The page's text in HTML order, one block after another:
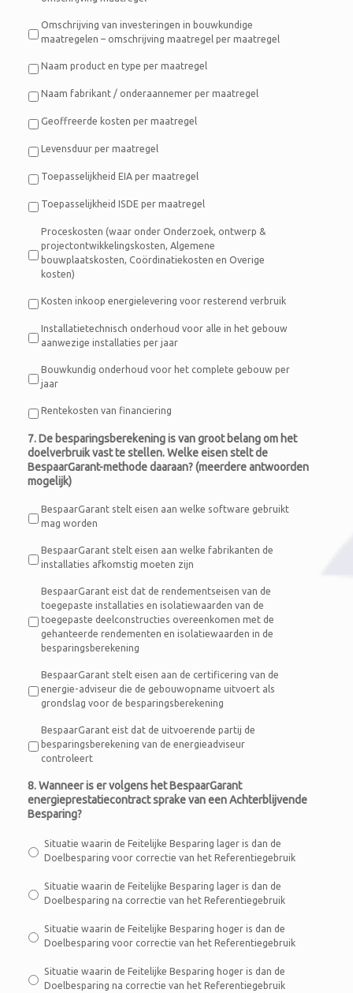
Omschrijving van investeringen in bouwkundige
maatregelen – omschrijving maatregel per maatregel
Naam product en type per maatregel
Naam fabrikant / onderaannemer per maatregel
Geoffreerde kosten per maatregel
Levensduur per maatregel
Toepasselijkheid EIA per maatregel
Toepasselijkheid ISDE per maatregel
Proceskosten (waar onder Onderzoek, ontwerp &
projectontwikkelingskosten, Algemene
bouwplaatskosten, Coördinatiekosten en Overige
kosten)
Kosten inkoop energielevering voor resterend verbruik
Installatietechnisch onderhoud voor alle in het gebouw
aanwezige installaties per jaar
Bouwkundig onderhoud voor het complete gebouw per
jaar
Rentekosten van financiering
7. De besparingsberekening is van groot belang om het
doelverbruik vast te stellen. Welke eisen stelt de
BespaarGarant-methode daaraan? (meerdere antwoorden
mogelijk)
BespaarGarant stelt eisen aan welke software gebruikt
mag worden
BespaarGarant stelt eisen aan welke fabrikanten de
installaties afkomstig moeten zijn
BespaarGarant eist dat de rendementseisen van de
toegepaste installaties en isolatiewaarden van de
toegepaste deelconstructies overeenkomen met de
gehanteerde rendementen en isolatiewaarden in de
besparingsberekening
BespaarGarant stelt eisen aan de certificering van de
energie-adviseur die de gebouwopname uitvoert als
grondslag voor de besparingsberekening
BespaarGarant eist dat de uitvoerende partij de
besparingsberekening van de energieadviseur
controleert
8. Wanneer is er volgens het BespaarGarant
energieprestatiecontract sprake van een Achterblijvende
Besparing?
Situatie waarin de Feitelijke Besparing lager is dan de
Doelbesparing voor correctie van het Referentiegebruik
Situatie waarin de Feitelijke Besparing lager is dan de
Doelbesparing na correctie van het Referentiegebruik
Situatie waarin de Feitelijke Besparing hoger is dan de
Doelbesparing voor correctie van het Referentiegebruik
Situatie waarin de Feitelijke Besparing hoger is dan de
Doelbesparing na correctie van het Referentiegebruik